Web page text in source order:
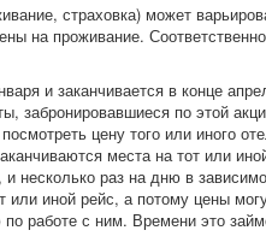
страховка) может
на проживание.
и заканчивается в конце
забронировавшиеся по этой
цену того или иного
места на тот или
несколько раз на дню в
или иной рейс, а потому цены
работе с ним. Времени это